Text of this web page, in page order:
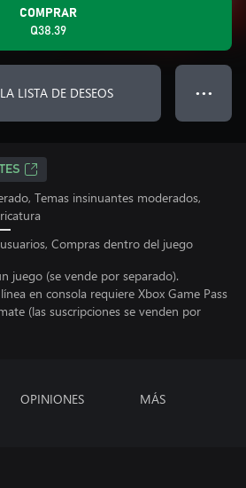
COMPRAR
Q38.39
LISTA DE DESEOS ● ● ●
Temas insinuantes moderados,
Compras dentro del juego
juego (se vende por separado).
en consola requiere Xbox Game Pass
(las suscripciones se venden por
OPINIONES MÁS